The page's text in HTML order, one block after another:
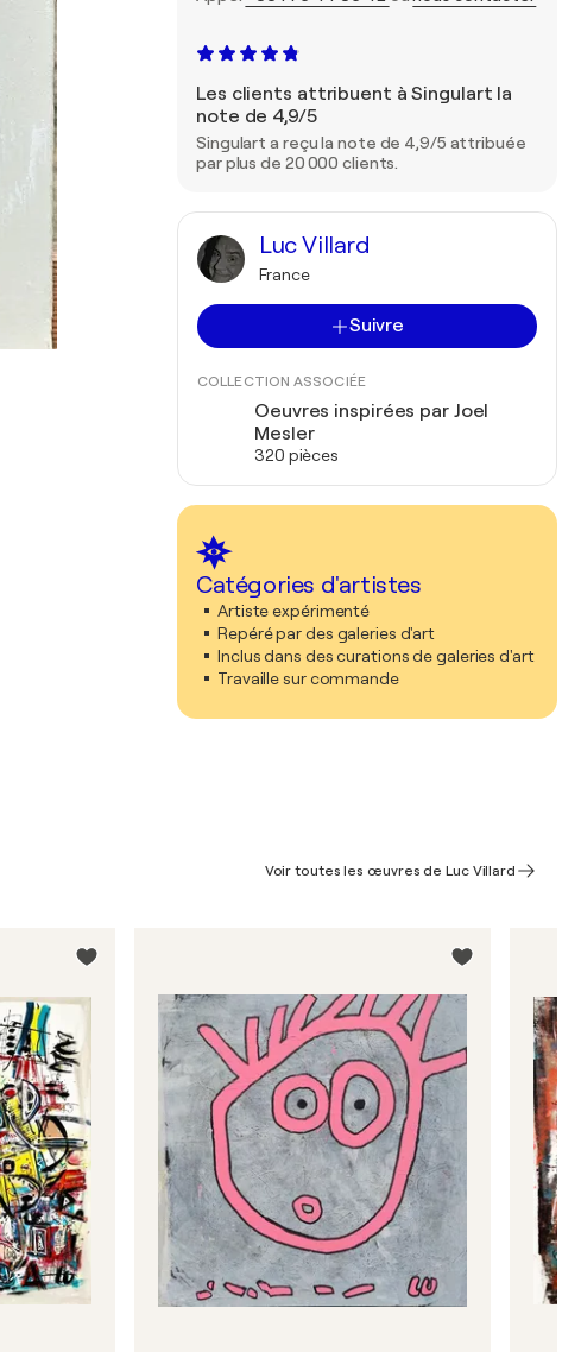
Les clients attribuent à Singulart la
note de 4,9/5
Singulart a reçu la note de 4,9/5 attribuée
par plus de 20 000 clients.
Luc Villard
France
Suivre
COLLECTION ASSOCIÉE
Oeuvres inspirées par Joel
Mesler
320 pièces
Catégories d'artistes
Artiste expérimenté
Repéré par des galeries d'art
Inclus dans des curations de galeries d'art
Travaille sur commande
Voir toutes les œuvres de Luc Villard